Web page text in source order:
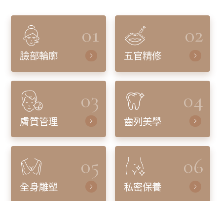
01
臉部輪廓
02
五官精修
03
膚質管理
04
齒列美學
05
全身雕塑
06
私密保養